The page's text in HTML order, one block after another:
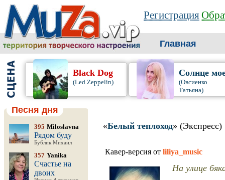
Регистрация
Главная
Black Dog
(Led Zeppelin)
Солнце
(Овсиенко
Татьяна)
Песня дня
395 Miloslavna
Рядом буду
Бублик Михаил
357 Yanika
Счастье на
двоих
«Белый теплоход» (Экспресс)
Кавер-версия от liliya_music
На улице